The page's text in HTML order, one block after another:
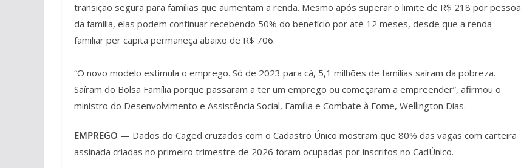
transição segura para famílias que aumentam a renda. Mesmo após superar o limite de R$ 218 por pessoa
da família, elas podem continuar recebendo 50% do benefício por até 12 meses, desde que a renda
familiar per capita permaneça abaixo de R$ 706.
“O novo modelo estimula o emprego. Só de 2023 para cá, 5,1 milhões de famílias saíram da pobreza.
Saíram do Bolsa Família porque passaram a ter um emprego ou começaram a empreender”, afirmou o
ministro do Desenvolvimento e Assistência Social, Família e Combate à Fome, Wellington Dias.
EMPREGO — Dados do Caged cruzados com o Cadastro Único mostram que 80% das vagas com carteira
assinada criadas no primeiro trimestre de 2026 foram ocupadas por inscritos no CadÚnico.